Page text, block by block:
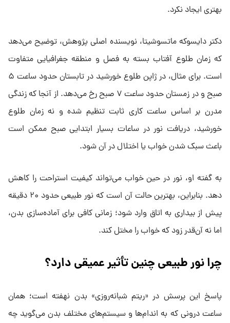
بهتری ایجاد نکرد.
دکتر دایسوکه ماتسوشیتا، نویسنده اصلی پژوهش، توضیح می‌دهد
که زمان طلوع آفتاب بسته به فصل و منطقه جغرافیایی متفاوت
است. برای مثال، در ژاپن طلوع خورشید در تابستان حدود ساعت ۵
صبح و در زمستان حدود ساعت ۷ صبح رخ می‌دهد. از آنجا که زندگی
مدرن بر اساس ساعت کاری ثابت تنظیم شده و نه زمان طلوع
خورشید، دریافت نور در ساعات بسیار ابتدایی صبح ممکن است
باعث سبک شدن خواب یا اختلال در آن شود.
به گفته او، نور در حین خواب می‌تواند کیفیت استراحت را کاهش
دهد. بنابراین، بهترین حالت آن است که نور طبیعی حدود ۲۰ دقیقه
پیش از بیداری به اتاق وارد شود؛ زمانی کافی برای آماده‌سازی بدن،
اما نه آن‌قدر زود که خواب را مختل کند.
چرا نور طبیعی چنین تأثیر عمیقی دارد؟
پاسخ این پرسش در «ریتم شبانه‌روزی» بدن نهفته است؛ همان
ساعت درونی که به اندام‌ها و سیستم‌های مختلف بدن می‌گوید چه